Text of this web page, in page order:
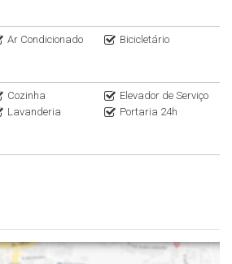
Ar Condicionado Bicicletário
Cozinha
Elevador de Serviço
Lavanderia Portaria 24h